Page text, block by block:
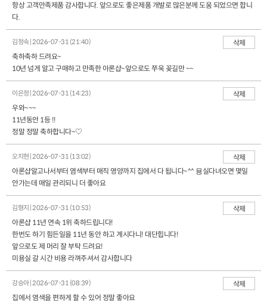
항상 고객만족제품 감사합니다. 앞으로도 좋은제품 개발로 많은분께 도움 되었으면 합니
다.
김정숙 | 2026-07-31 (21:40)
삭제
축하축하 드려요~
10년 넘게 알고 구매하고 만족한 아론샵~앞으로도 쭈욱 꽂길만 ~~
이은정 | 2026-07-31 (14:23)
삭제
우와~~~
11년동안 1등 !!
정말 정말 축하합니다~♡
오지현 | 2026-07-31 (13:02)
삭제
아론샵알고나서부터 염색부터 매직 영양까지 집에서 다 됩니다~^^ 묭실다녀오면 몇일
안가는데 매일 관리되니 더 좋아요
김형지 | 2026-07-31 (10:53)
삭제
아론샵 11년 연속 1위 축하드립니다!
한번도 하기 힘든일을 11년 동안 하고 계시다니! 대단힙니다!
앞으로도 제 머리 잘 부탁 드려요!
미용실 갈 시간 비용 라껴주셔서 감사합니다
강승아 | 2026-07-31 (08:39)
삭제
집에서 염색을 편하게 할 수 있어 정말 좋아요